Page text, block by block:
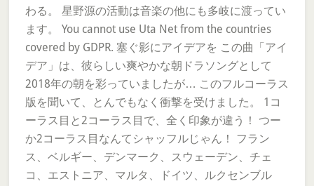
わる。 星野源の活動は音楽の他にも多岐に渡ってい
ます。 You cannot use Uta Net from the countries
covered by GDPR. 塞ぐ影にアイデアを この曲「アイ
デア」は、彼らしい爽やかな朝ドラソングとして
2018年の朝を彩っていましたが… このフルコーラス
版を聞いて、とんでもなく衝撃を受けました。 1コ
ーラス目と2コーラス目で、全く印象が違う！ つー
か2コーラス目なんてシャッフルじゃん！ フラン
ス、ベルギー、デンマーク、スウェーデン、チェ
コ、エストニア、マルタ、ドイツ、ルクセンブル